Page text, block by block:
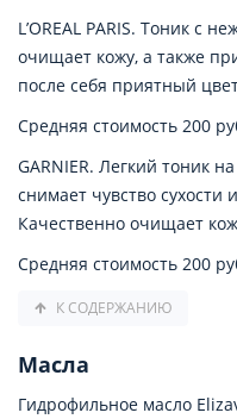
L’OREAL PARIS. Тоник с
очищает кожу, а также
после себя приятный
Средняя стоимость 200
GARNIER. Легкий тоник
снимает чувство сухости
Качественно очищает
Средняя стоимость 200
К СОДЕРЖАНИЮ
Масла
Гидрофильное масло